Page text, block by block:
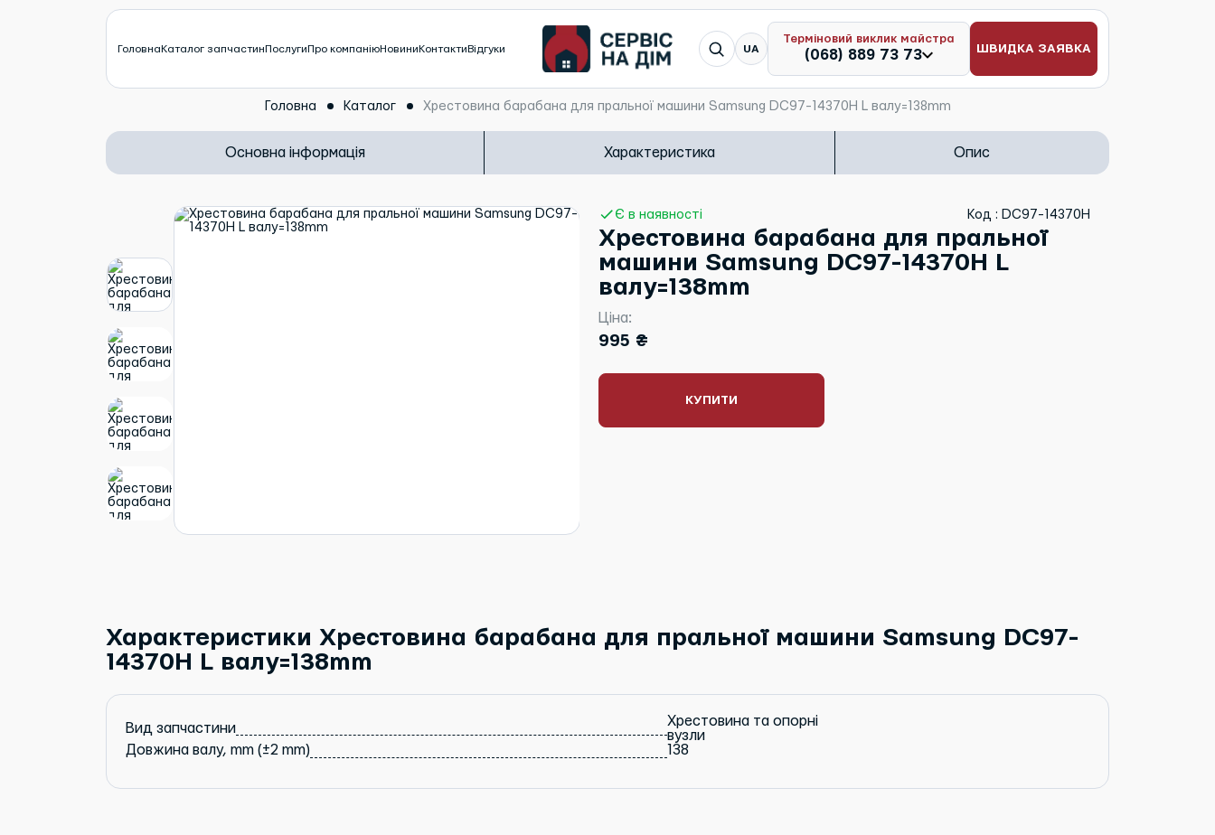
ГоловнаКаталог запчастинПослугиПро компаніюНовиниКонтактиВідгуки Я шукаю...
UA
Терміновий виклик майстра
(068) 889 73 73 ШВИДКА ЗАЯВКА
Головна Каталог Хрестовина барабана для пральної машини Samsung DC97-14370H L валу=138mm
Основна інформація Характеристика Опис
Є в наявності Код : DC97-14370H
Хрестовина барабана для пральної
машини Samsung DC97-14370H L
валу=138mm
Ціна:
995 ₴
КУПИТИ
Характеристики Хрестовина барабана для пральної машини Samsung DC97-
14370H L валу=138mm
Вид запчастини
Хрестовина та опорні
вузли
Довжина валу, mm (±2 mm)
138